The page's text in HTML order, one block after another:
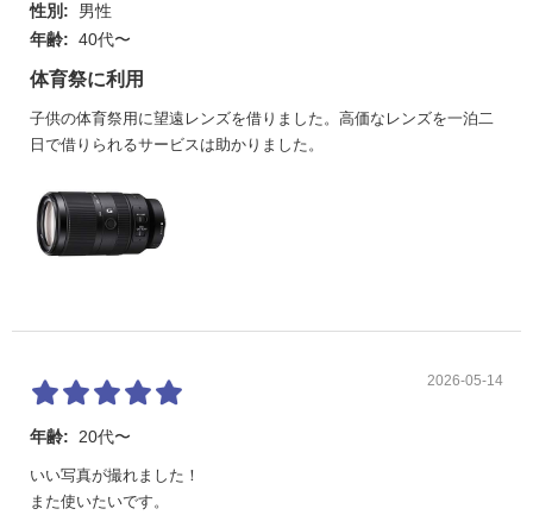
性別:
男性
年齢: 40代〜
体育祭に利用
子供の体育祭用に望遠レンズを借りました。高価なレンズを一泊二
日で借りられるサービスは助かりました。
2026-05-14
年齢: 20代〜
いい写真が撮れました！
また使いたいです。